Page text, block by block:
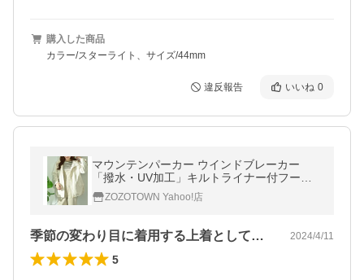
購入した商品
カラー/スターライト、サイズ/44mm
違反報告 いいね 0
マウンテンパーカー ウインドブレーカー
「撥水・UV加工」キルトライナー付フード
ショートコート レディース
ZOZOTOWN Yahoo!店
季節の変わり目に着用する上着として購入… 2024/4/11
5